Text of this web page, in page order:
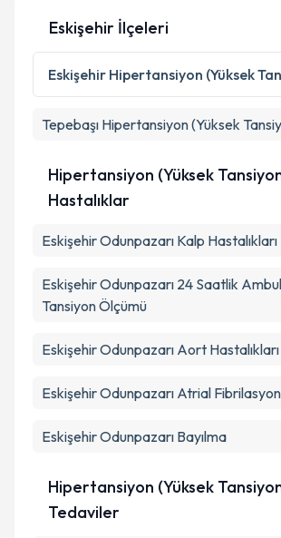
Eskişehir İlçeleri
Eskişehir Hipertansiyon (Yüksek
Tepebaşı Hipertansiyon (Yüksek
Hipertansiyon (Yüksek
Hastalıklar
Eskişehir Odunpazarı Kalp Hastalıkları
Eskişehir Odunpazarı 24 Saatlik
Tansiyon Ölçümü
Eskişehir Odunpazarı Aort Hastalıkları
Eskişehir Odunpazarı Atrial Fibrilasyon
Eskişehir Odunpazarı Bayılma
Hipertansiyon (Yüksek
Tedaviler